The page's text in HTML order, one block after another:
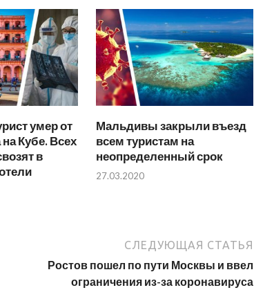
умер от
Кубе. Всех
в
Мальдивы закрыли въезд
всем туристам на
неопределенный срок
27.03.2020
СЛЕДУЮЩАЯ СТАТЬЯ
Ростов пошел по пути Москвы и ввел
ограничения из-за коронавируса